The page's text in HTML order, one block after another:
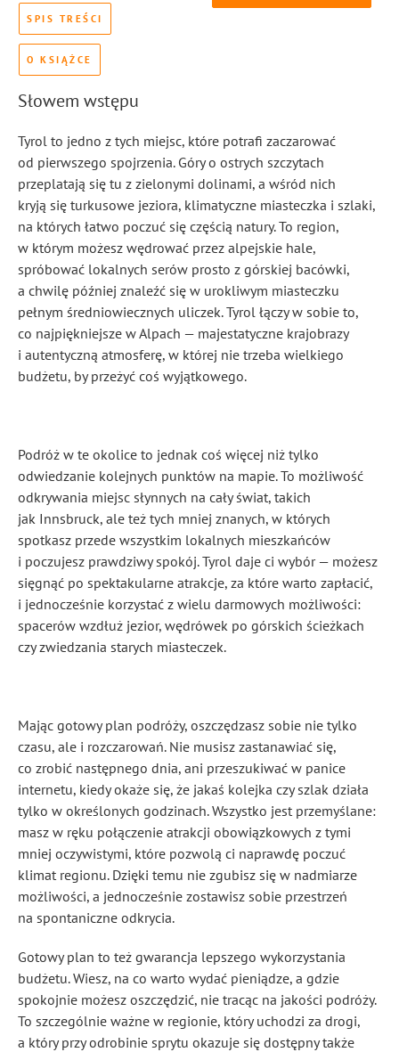
SPIS TREŚCI
O KSIĄŻCE
Słowem wstępu
Tyrol to jedno z tych miejsc, które potrafi zaczarować
od pierwszego spojrzenia. Góry o ostrych szczytach
przeplatają się tu z zielonymi dolinami, a wśród nich
kryją się turkusowe jeziora, klimatyczne miasteczka i szlaki,
na których łatwo poczuć się częścią natury. To region,
w którym możesz wędrować przez alpejskie hale,
spróbować lokalnych serów prosto z górskiej bacówki,
a chwilę później znaleźć się w urokliwym miasteczku
pełnym średniowiecznych uliczek. Tyrol łączy w sobie to,
co najpiękniejsze w Alpach — majestatyczne krajobrazy
i autentyczną atmosferę, w której nie trzeba wielkiego
budżetu, by przeżyć coś wyjątkowego.
Podróż w te okolice to jednak coś więcej niż tylko
odwiedzanie kolejnych punktów na mapie. To możliwość
odkrywania miejsc słynnych na cały świat, takich
jak Innsbruck, ale też tych mniej znanych, w których
spotkasz przede wszystkim lokalnych mieszkańców
i poczujesz prawdziwy spokój. Tyrol daje ci wybór — możesz
sięgnąć po spektakularne atrakcje, za które warto zapłacić,
i jednocześnie korzystać z wielu darmowych możliwości:
spacerów wzdłuż jezior, wędrówek po górskich ścieżkach
czy zwiedzania starych miasteczek.
Mając gotowy plan podróży, oszczędzasz sobie nie tylko
czasu, ale i rozczarowań. Nie musisz zastanawiać się,
co zrobić następnego dnia, ani przeszukiwać w panice
internetu, kiedy okaże się, że jakaś kolejka czy szlak działa
tylko w określonych godzinach. Wszystko jest przemyślane:
masz w ręku połączenie atrakcji obowiązkowych z tymi
mniej oczywistymi, które pozwolą ci naprawdę poczuć
klimat regionu. Dzięki temu nie zgubisz się w nadmiarze
możliwości, a jednocześnie zostawisz sobie przestrzeń
na spontaniczne odkrycia.
Gotowy plan to też gwarancja lepszego wykorzystania
budżetu. Wiesz, na co warto wydać pieniądze, a gdzie
spokojnie możesz oszczędzić, nie tracąc na jakości podróży.
To szczególnie ważne w regionie, który uchodzi za drogi,
a który przy odrobinie sprytu okazuje się dostępny także